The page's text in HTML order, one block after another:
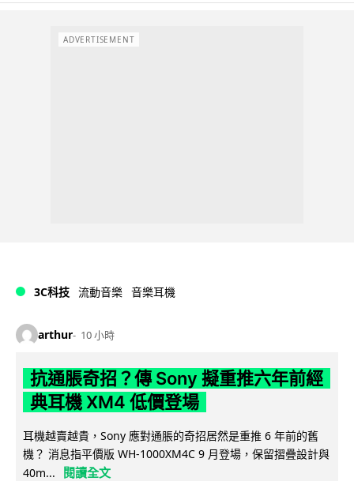
ADVERTISEMENT
3C科技 流動音樂 音樂耳機
arthur 10 小時
抗通脹奇招？傳 Sony 擬重推六年前經
典耳機 XM4 低價登場
耳機越賣越貴，Sony 應對通脹的奇招居然是重推 6 年前的舊
機？ 消息指平價版 WH-1000XM4C 9 月登場，保留摺疊設計與
40m...
閱讀全文